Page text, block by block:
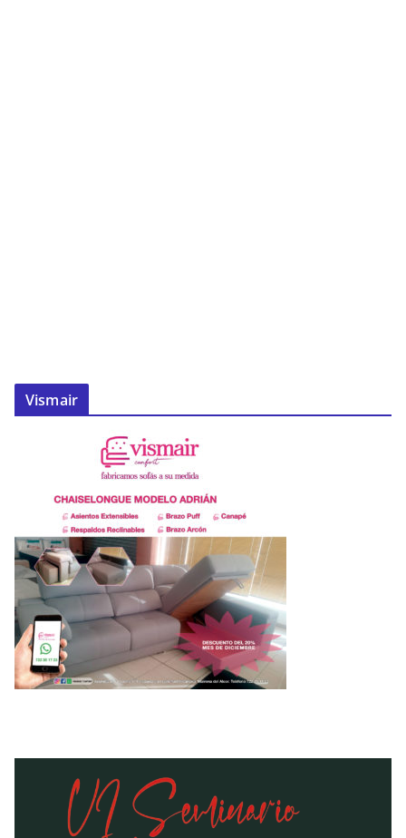
Vismair